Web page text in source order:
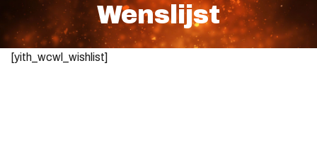
Wenslijst
[yith_wcwl_wishlist]